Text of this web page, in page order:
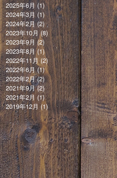
2025年6月(1)
2024年3月(1)
2024年2月(2)
2023年10月(8)
2023年9月 (2)
2023年8月(1)
2022年11月(2)
2022年6月(1)
2022年2月(2)
2021年9月(2)
2021年2月 (1)
2019年12月(1)